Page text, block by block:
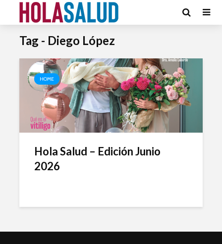
Tag - Diego López
HOME
Hola Salud – Edición Junio
2026